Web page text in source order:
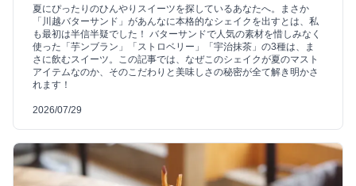
夏にぴったりのひんやりスイーツを探しているあなたへ。まさか
「川越バターサンド」があんなに本格的なシェイクを出すとは、私
も最初は半信半疑でした！ バターサンドで人気の素材を惜しみなく
使った「芋ンブラン」「ストロベリー」「宇治抹茶」の3種は、ま
さに飲むスイーツ。この記事では、なぜこのシェイクが夏のマスト
アイテムなのか、そのこだわりと美味しさの秘密が全て解き明かさ
れます！
2026/07/29